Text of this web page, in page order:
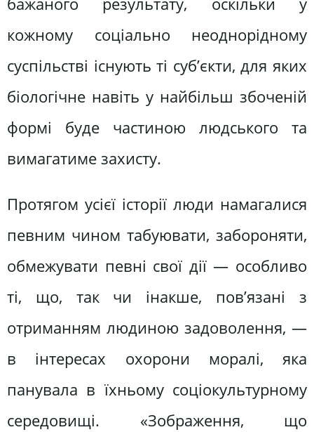
кожному соціально неоднорідному
суспільстві існують ті суб’єкти, для яких
біологічне навіть у найбільш збоченій
формі буде частиною людського та
вимагатиме захисту.
Протягом усієї історії люди намагалися
певним чином табуювати, забороняти,
обмежувати певні свої дії — особливо
ті, що, так чи інакше, пов’язані з
отриманням людиною задоволення, —
в інтересах охорони моралі, яка
панувала в їхньому соціокультурному
середовищі. «Зображення, що